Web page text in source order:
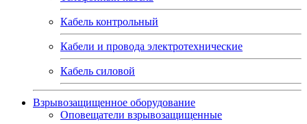
Кабель контрольный
Кабели и провода электротехнические
Кабель силовой
Взрывозащищенное оборудование
Оповещатели взрывозащищенные